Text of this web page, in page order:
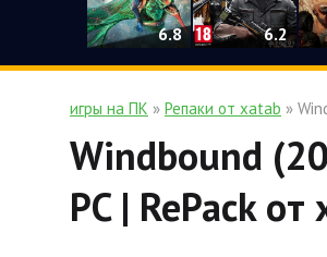
6.8 6.2
игры на ПК » Репаки от xatab »
Windbound
PC | RePack